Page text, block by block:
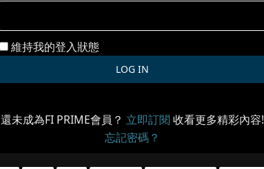
維持我的登入狀態
還未成為FI PRIME會員？ 立即訂閱 收看更多精彩內容!
忘記密碼？